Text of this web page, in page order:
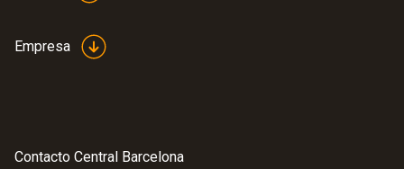
Empresa
Contacto Central Barcelona